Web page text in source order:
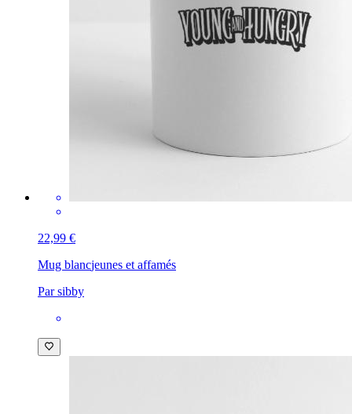
22,99 €
Mug blancjeunes et affamés
Par sibby